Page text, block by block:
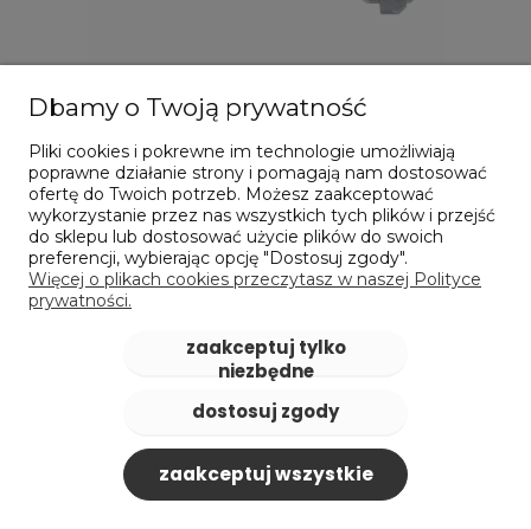
Pilnik obrotowy pogłębiacz stożkowy 90° KSK,
frez do metalu - 10 x 5MM, długość 53MM, chwyt
6MM - KARNASCH (113111-015)
98,96 zł
zawiera 23% VAT, bez kosztów dostawy
Cena netto: 80,46 zł
do koszyka
Dbamy o Twoją prywatność
Pliki cookies i pokrewne im technologie umożliwiają
poprawne działanie strony i pomagają nam dostosować
ofertę do Twoich potrzeb. Możesz zaakceptować
wykorzystanie przez nas wszystkich tych plików i przejść
do sklepu lub dostosować użycie plików do swoich
preferencji, wybierając opcję "Dostosuj zgody".
Więcej o plikach cookies przeczytasz w naszej Polityce
prywatności.
zaakceptuj tylko
niezbędne
dostosuj zgody
zaakceptuj wszystkie